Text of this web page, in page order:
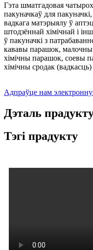
Гэта шматгадовая
пакуначкаў для
вадкага матэрыялу ў
штодзённай хімічнай і
ў пакуначкі з
кававы парашок, малочны
хімічны парашок, соевы
хімічны сродак
Адпраўце нам
Дэталь
Тэгі прадукту